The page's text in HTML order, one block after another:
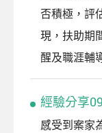
否積極，評
現，扶助期
醒及職涯輔
經驗分享09
感受到案家